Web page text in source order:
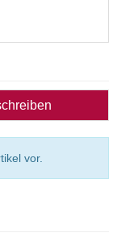
vor.